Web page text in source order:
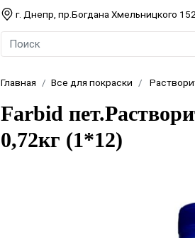
г. Днепр, пр.Богдана Хмельницкого 152
Главная Все для покраски
Farbid
0,72кг (1*12)